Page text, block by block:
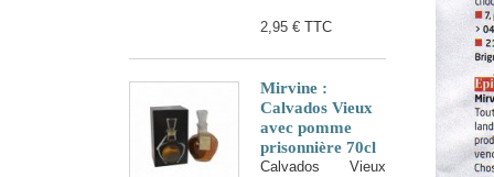
2,95 € TTC
Mirvine :
Calvados Vieux
avec pomme
prisonnière 70cl
Calvados Vieux